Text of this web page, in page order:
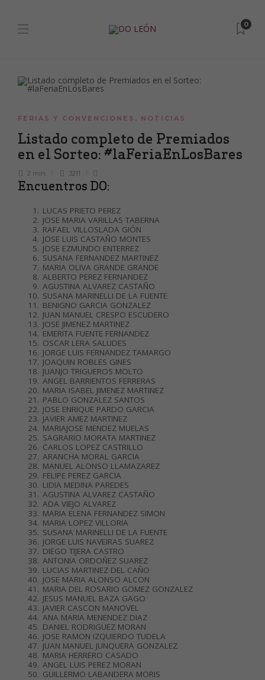
0
FERIAS Y CONVENCIONES , NOTICIAS
Listado completo de Premiados
en el Sorteo: #laFeriaEnLosBares
2 min 3211
Encuentros DO:
LUCAS PRIETO PEREZ
JOSE MARIA VARILLAS TABERNA
RAFAEL VILLOSLADA GIÓN
JOSE LUIS CASTAÑO MONTES
JOSE EZMUNDO ENTERREZ
SUSANA FERNANDEZ MARTINEZ
MARIA OLIVA GRANDE GRANDE
ALBERTO PEREZ FERNANDEZ
AGUSTINA ALVAREZ CASTAÑO
SUSANA MARINELLI DE LA FUENTE
BENIGNO GARCIA GONZALEZ
JUAN MANUEL CRESPO ESCUDERO
JOSE JIMENEZ MARTINEZ
EMERITA FUENTE FERNANDEZ
OSCAR LERA SALUDES
JORGE LUIS FERNANDEZ TAMARGO
JOAQUIN ROBLES GINES
JUANJO TRIGUEROS MOLTO
ANGEL BARRIENTOS FERRERAS
MARIA ISABEL JIMENEZ MARTINEZ
PABLO GONZALEZ SANTOS
JOSE ENRIQUE PARDO GARCIA
JAVIER AMEZ MARTINEZ
MARIAJOSE MENDEZ MUELAS
SAGRARIO MORATA MARTINEZ
CARLOS LOPEZ CASTRILLO
ARANCHA MORAL GARCIA
MANUEL ALONSO LLAMAZAREZ
FELIPE PEREZ GARCIA
LIDIA MEDINA PAREDES
AGUSTINA ALVAREZ CASTAÑO
ADA VIEJO ALVAREZ
MARIA ELENA FERNANDEZ SIMON
MARIA LOPEZ VILLORIA
SUSANA MARINELLI DE LA FUENTE
JORGE LUIS NAVEIRAS SUAREZ
DIEGO TIJERA CASTRO
ANTONIA ORDOÑEZ SUAREZ
LUCIAS MARTINEZ DEL CAÑO
JOSE MARIA ALONSO ALCON
MARIA DEL ROSARIO GOMEZ GONZALEZ
JESUS MANUEL BAZA GAGO
JAVIER CASCON MANOVEL
ANA MARIA MENENDEZ DIAZ
DANIEL RODRIGUEZ MORAN
JOSE RAMON IZQUIERDO TUDELA
JUAN MANUEL JUNQUERA GONZALEZ
MARIA HERRERO CASADO
ANGEL LUIS PEREZ MORAN
GUILLERMO LABANDERA MORIS